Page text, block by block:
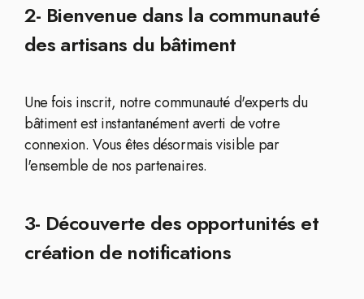
2- Bienvenue dans la communauté
des artisans du bâtiment
Une fois inscrit, notre communauté d'experts du
bâtiment est instantanément averti de votre
connexion. Vous êtes désormais visible par
l'ensemble de nos partenaires.
3- Découverte des opportunités et
création de notifications